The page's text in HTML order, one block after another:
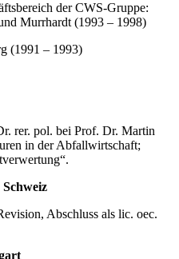
der CWS-Gruppe:
Murrhardt (1993 – 1998)
(1991 – 1993)
rer. pol. bei Prof. Dr. Martin
in der Abfallwirtschaft;
Abschluss als lic. oec.